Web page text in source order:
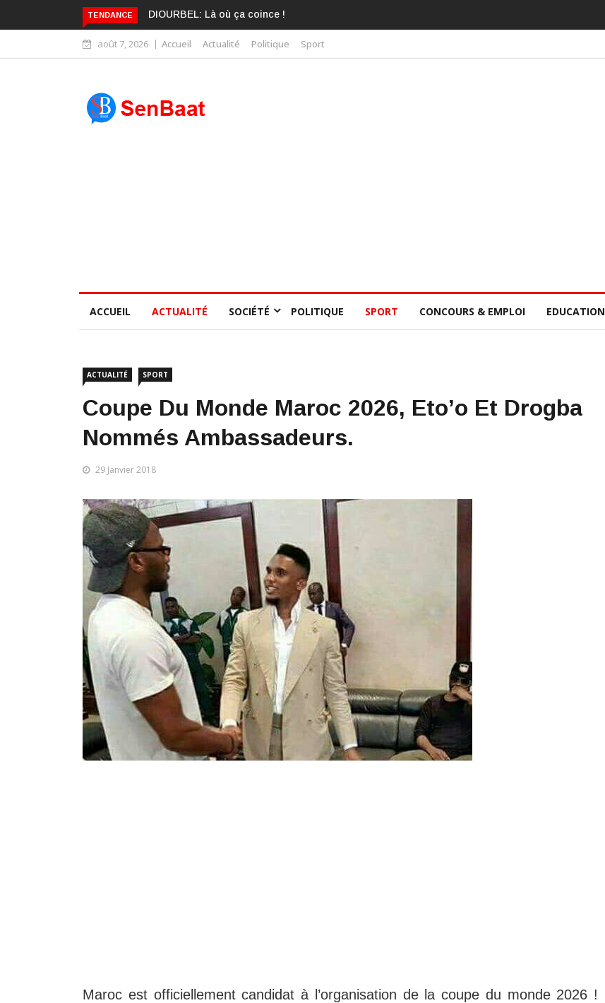
TENDANCE KARIME WADE EST DÉJÀ BLANCHI PAR LA CONSCIENCE COLLECTIVE DES SÉNÉGALAIS
août 7, 2026 Accueil Actualité Politique Sport
ACCUEIL ACTUALITÉ SOCIÉTÉ POLITIQUE SPORT CONCOURS & EMPLOI EDUCATION
ACTUALITÉ SPORT
​Coupe Du Monde Maroc 2026, Eto’o Et Drogba
Nommés Ambassadeurs.
29 Janvier 2018
Maroc est officiellement candidat à l’organisation de la coupe du monde 2026 !